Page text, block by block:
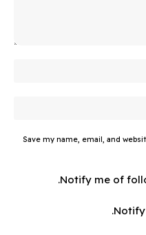
Save my name, email, and
Notify me of
Notify